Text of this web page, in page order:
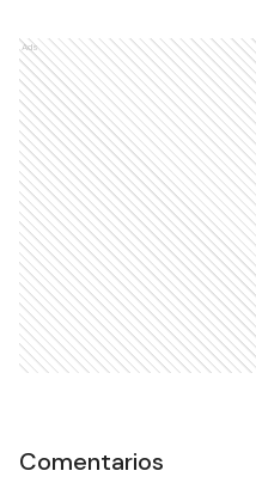
Ads
Comentarios